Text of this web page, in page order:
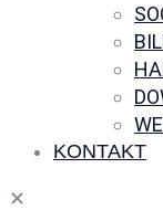
KONTAKT
✕